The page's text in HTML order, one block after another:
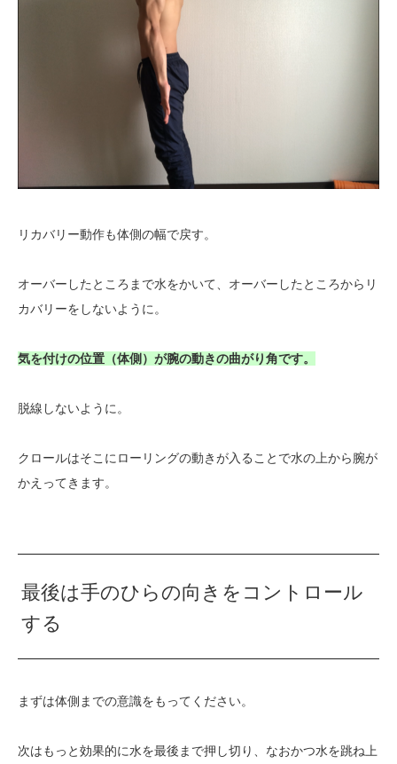
リカバリー動作も体側の幅で戻す。
オーバーしたところまで水をかいて、オーバーしたところからリ
カバリーをしないように。
気を付けの位置（体側）が腕の動きの曲がり角です。
脱線しないように。
クロールはそこにローリングの動きが入ることで水の上から腕が
かえってきます。
最後は手のひらの向きをコントロール
する
まずは体側までの意識をもってください。
次はもっと効果的に水を最後まで押し切り、なおかつ水を跳ね上